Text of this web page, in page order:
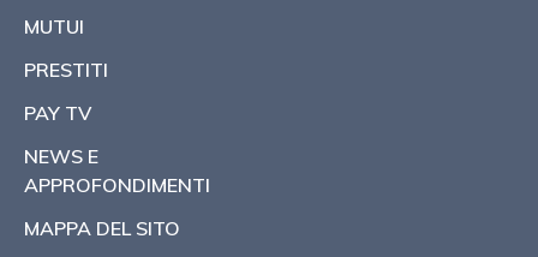
MUTUI
PRESTITI
PAY TV
NEWS E
APPROFONDIMENTI
MAPPA DEL SITO